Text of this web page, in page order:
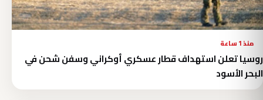
منذ 1 ساعة
روسيا تعلن استهداف قطار عسكري أوكراني وسفن شحن في
البحر الأسود